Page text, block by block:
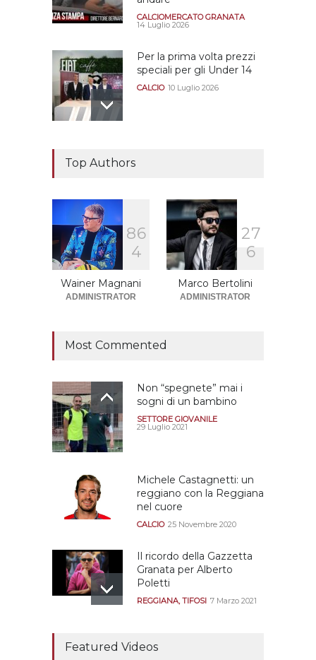
CALCIOMERCATO GRANATA
14 Luglio 2026
Per la prima volta prezzi
speciali per gli Under 14
CALCIO 10 Luglio 2026
Sono solo sette le
squadre che sono state
promosse la stagione
successiva alla
retrocessione
Top Authors
86
4
Wainer Magnani
ADMINISTRATOR
27
6
Marco Bertolini
ADMINISTRATOR
Most Commented
Non “spegnete” mai i
sogni di un bambino
SETTORE GIOVANILE
29 Luglio 2021
Michele Castagnetti: un
reggiano con la Reggiana
nel cuore
CALCIO 25 Novembre 2020
Il ricordo della Gazzetta
Granata per Alberto
Poletti
REGGIANA,TIFOSI 7 Marzo 2021
assistere agli allenamenti
Featured Videos